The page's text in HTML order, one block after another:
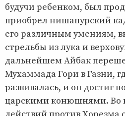
будучи ребенком, был
приобрел нишапурский
его различным умениям,
стрельбы из лука и
дальнейшем Айбак
Мухаммада Гори в Газни,
развивалась, и он достиг
царскими конюшнями. Во